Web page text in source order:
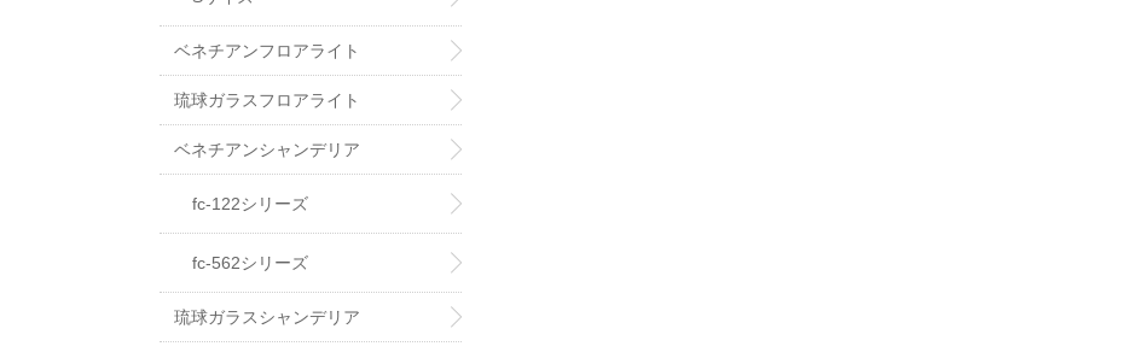
ベネチアンフロアライト
琉球ガラスフロアライト
ベネチアンシャンデリア
fc-122シリーズ
fc-562シリーズ
琉球ガラスシャンデリア